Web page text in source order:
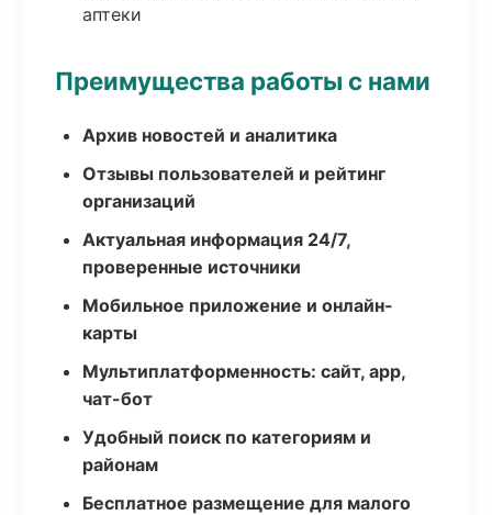
аптеки
Преимущества работы с нами
Архив новостей и аналитика
Отзывы пользователей и рейтинг
организаций
Актуальная информация 24/7,
проверенные источники
Мобильное приложение и онлайн-
карты
Мультиплатформенность: сайт, app,
чат-бот
Удобный поиск по категориям и
районам
Бесплатное размещение для малого